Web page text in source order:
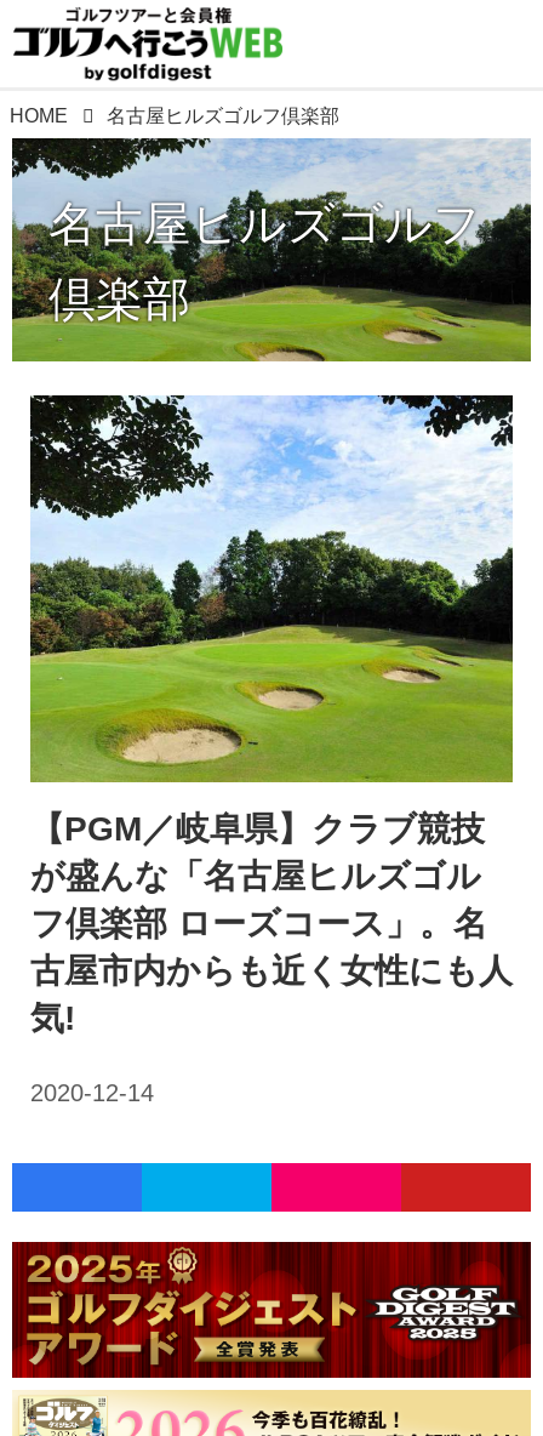
HOME 名古屋ヒルズゴルフ倶楽部
名古屋ヒルズゴルフ
倶楽部
【PGM／岐阜県】クラブ競技
が盛んな「名古屋ヒルズゴル
フ倶楽部 ローズコース」。名
古屋市内からも近く女性にも人
気!